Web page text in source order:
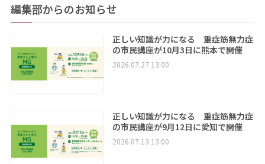
編集部からのお知らせ
正しい知識が力になる 重症筋無力症
の市民講座が10月3日に熊本で開催
2026.07.27 13:00
正しい知識が力になる 重症筋無力症
の市民講座が9月12日に愛知で開催
2026.07.13 13:00